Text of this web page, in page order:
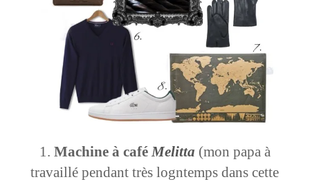
Machine à caféMelitta (mon papa à
travaillé pendant très logntemps dans cette